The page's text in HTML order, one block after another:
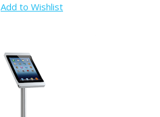
Add to Wishlist